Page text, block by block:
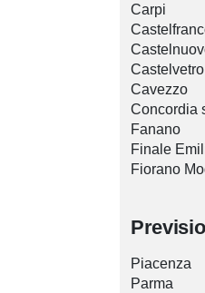
Carpi
Cavezzo
Concordia
Fanano
Finale
Fiorano
Piacenza
Parma